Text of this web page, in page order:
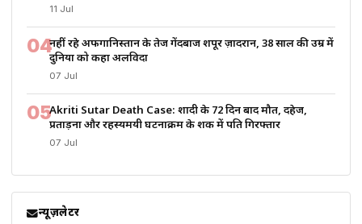
11 Jul
04नहीं रहे अफगानिस्तान के तेज गेंदबाज शपूर ज़ादरान, 38 साल की उम्र में
दुनिया को कहा अलविदा
07 Jul
05Akriti Sutar Death Case: शादी के 72 दिन बाद मौत, दहेज,
प्रताड़ना और रहस्यमयी घटनाक्रम के शक में पति गिरफ्तार
07 Jul
न्यूज़लेटर